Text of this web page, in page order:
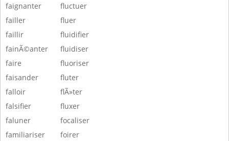
faignanter
failler
faillir
fainÃ©anter
faire
faisander
falloir
falsifier
faluner
familiariser
fluctuer
fluer
fluidifier
fluidiser
fluoriser
fluter
flÃ»ter
fluxer
focaliser
foirer